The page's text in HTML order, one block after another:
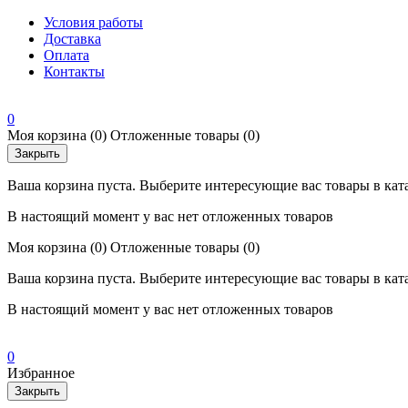
Условия работы
Доставка
Оплата
Контакты
0
Моя корзина (0) Отложенные товары (0)
Закрыть
Ваша корзина пуста. Выберите интересующие вас товары в
В настоящий момент у вас нет отложенных товаров
Моя корзина (0) Отложенные товары (0)
Ваша корзина пуста. Выберите интересующие вас товары в
В настоящий момент у вас нет отложенных товаров
0
Избранное
Закрыть